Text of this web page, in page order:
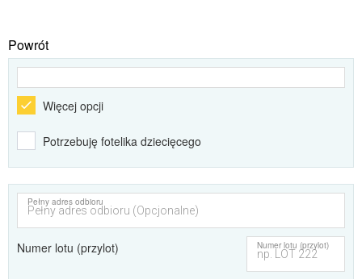
Powrót
Więcej opcji
Potrzebuję fotelika dziecięcego
Pełny adres odbioru
Numer lotu (przylot) Numer lotu (przylot)